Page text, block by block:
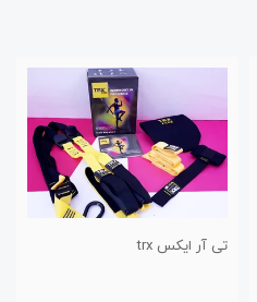
فوم رولر خارجی